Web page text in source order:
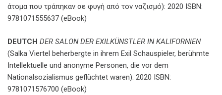
άτομα που τράπηκαν σε φυγή από τον ναζισμό): 2020 ISBN:
9781071555637 (eBook)
DEUTCH DER SALON DER EXILKÜNSTLER IN KALIFORNIEN
(Salka Viertel beherbergte in ihrem Exil Schauspieler, berühmte
Intellektuelle und anonyme Personen, die vor dem
Nationalsozialismus geflüchtet waren): 2020 ISBN:
9781071576700 (eBook)